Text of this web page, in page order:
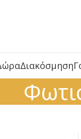
Διακόσμηση